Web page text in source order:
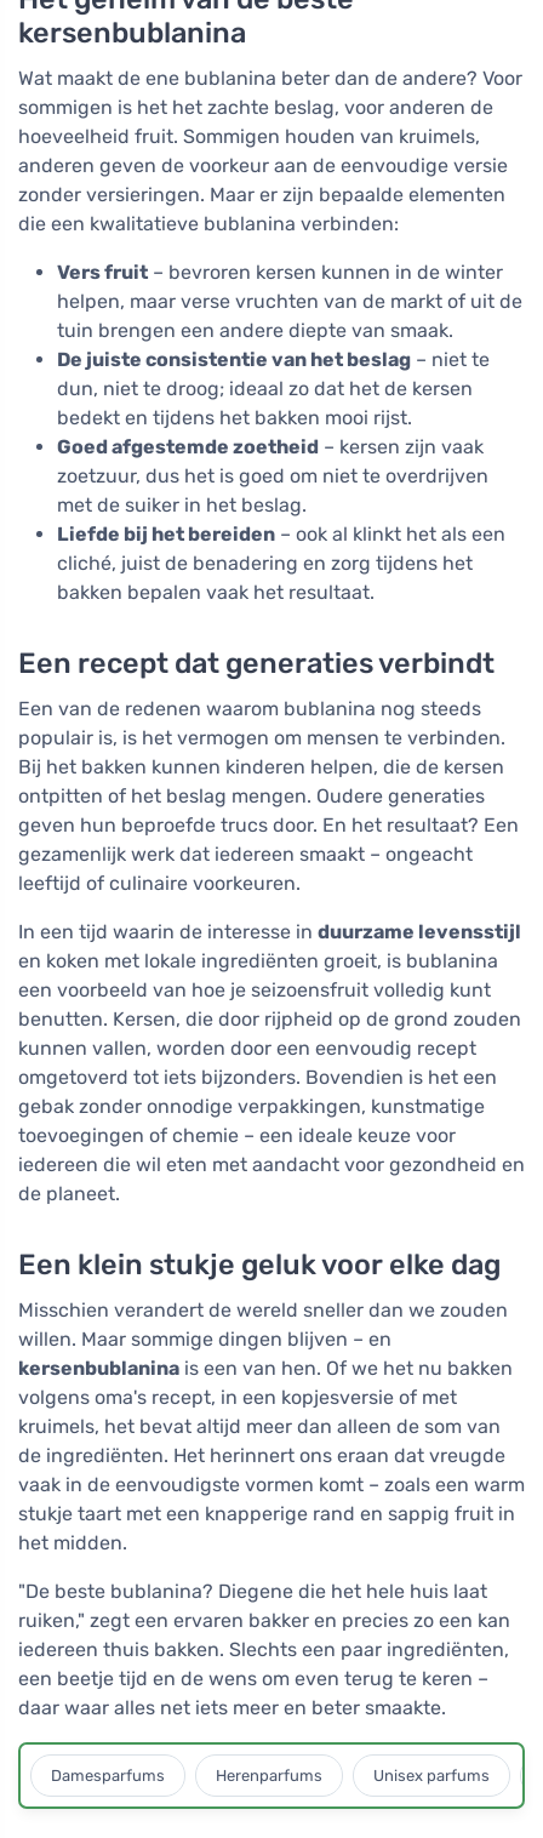
kersenbublanina
Wat maakt de ene bublanina beter dan de andere? Voor
sommigen is het het zachte beslag, voor anderen de
hoeveelheid fruit. Sommigen houden van kruimels,
anderen geven de voorkeur aan de eenvoudige versie
zonder versieringen. Maar er zijn bepaalde elementen
die een kwalitatieve bublanina verbinden:
Vers fruit – bevroren kersen kunnen in de winter
helpen, maar verse vruchten van de markt of uit de
tuin brengen een andere diepte van smaak.
De juiste consistentie van het beslag – niet te
dun, niet te droog; ideaal zo dat het de kersen
bedekt en tijdens het bakken mooi rijst.
Goed afgestemde zoetheid – kersen zijn vaak
zoetzuur, dus het is goed om niet te overdrijven
met de suiker in het beslag.
Liefde bij het bereiden – ook al klinkt het als een
cliché, juist de benadering en zorg tijdens het
bakken bepalen vaak het resultaat.
Een recept dat generaties verbindt
Een van de redenen waarom bublanina nog steeds
populair is, is het vermogen om mensen te verbinden.
Bij het bakken kunnen kinderen helpen, die de kersen
ontpitten of het beslag mengen. Oudere generaties
geven hun beproefde trucs door. En het resultaat? Een
gezamenlijk werk dat iedereen smaakt – ongeacht
leeftijd of culinaire voorkeuren.
In een tijd waarin de interesse in duurzame levensstijl
en koken met lokale ingrediënten groeit, is bublanina
een voorbeeld van hoe je seizoensfruit volledig kunt
benutten. Kersen, die door rijpheid op de grond zouden
kunnen vallen, worden door een eenvoudig recept
omgetoverd tot iets bijzonders. Bovendien is het een
gebak zonder onnodige verpakkingen, kunstmatige
toevoegingen of chemie – een ideale keuze voor
iedereen die wil eten met aandacht voor gezondheid en
de planeet.
Een klein stukje geluk voor elke dag
Misschien verandert de wereld sneller dan we zouden
willen. Maar sommige dingen blijven – en
kersenbublanina is een van hen. Of we het nu bakken
volgens oma's recept, in een kopjesversie of met
kruimels, het bevat altijd meer dan alleen de som van
de ingrediënten. Het herinnert ons eraan dat vreugde
vaak in de eenvoudigste vormen komt – zoals een warm
stukje taart met een knapperige rand en sappig fruit in
het midden.
"De beste bublanina? Diegene die het hele huis laat
ruiken," zegt een ervaren bakker en precies zo een kan
iedereen thuis bakken. Slechts een paar ingrediënten,
een beetje tijd en de wens om even terug te keren –
daar waar alles net iets meer en beter smaakte.
Damesparfums Herenparfums Unisex parfums